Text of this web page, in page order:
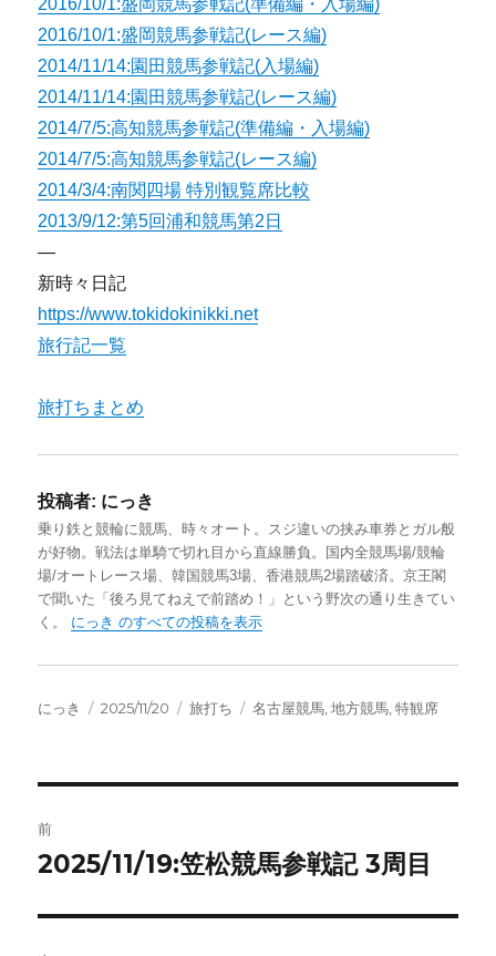
2016/10/1:盛岡競馬参戦記(レース編)
2014/11/14:園田競馬参戦記(入場編)
2014/11/14:園田競馬参戦記(レース編)
2014/7/5:高知競馬参戦記(準備編・入場編)
2014/7/5:高知競馬参戦記(レース編)
2014/3/4:南関四場 特別観覧席比較
2013/9/12:第5回浦和競馬第2日
—
新時々日記
https://www.tokidokinikki.net
旅行記一覧
旅打ちまとめ
投稿者: にっき
乗り鉄と競輪に競馬、時々オート。スジ違いの挟み車券とガル般
が好物。戦法は単騎で切れ目から直線勝負。国内全競馬場/競輪
場/オートレース場、韓国競馬3場、香港競馬2場踏破済。京王閣
で聞いた「後ろ見てねえで前踏め！」という野次の通り生きてい
く。 にっき のすべての投稿を表示
投
にっき
投
2025/11/20
カ
旅打ち
タ
名古屋競馬 ,地方競馬 ,特観席
稿
ビ
前
前
投
2025/11/19:笠松競馬参戦記 3周目